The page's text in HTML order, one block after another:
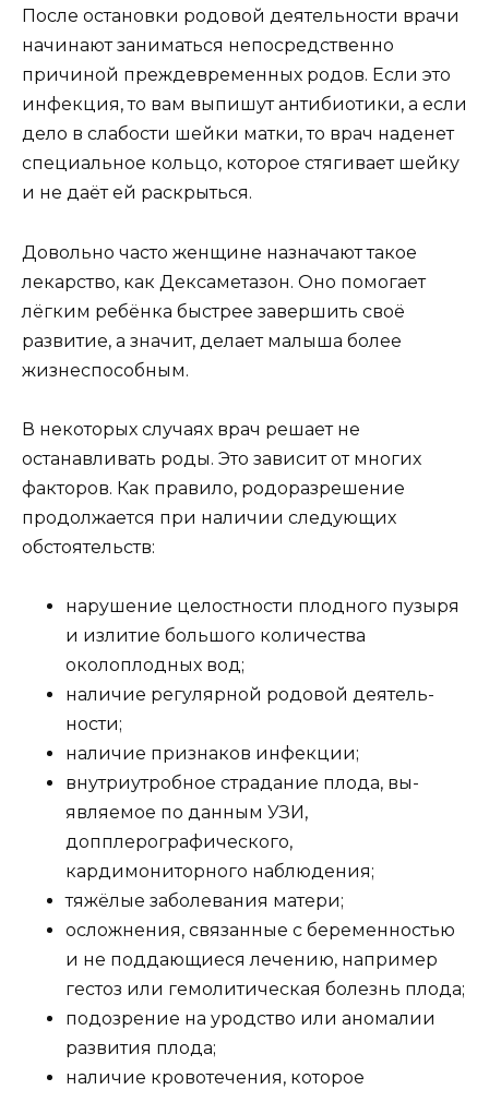
После остановки родовой деятельности врачи
начинают заниматься непосредственно
причиной преждевременных родов. Если это
инфекция, то вам выпишут антибиотики, а если
дело в слабости шейки матки, то врач наденет
специальное кольцо, которое стягивает шейку
и не даёт ей раскрыться.
Довольно часто женщине назначают такое
лекарство, как Дексаметазон. Оно помогает
лёгким ребёнка быстрее завершить своё
развитие, а значит, делает малыша более
жизнеспособным.
В некоторых случаях врач решает не
останавливать роды. Это зависит от многих
факторов. Как правило, родоразрешение
продолжается при наличии следующих
обстоятельств:
нарушение целостности плодного пузыря
и излитие большого ко­личества
околоплодных вод;
наличие регулярной родовой деятель­
ности;
наличие признаков инфекции;
внутриутробное страдание плода, вы­
являемое по данным УЗИ,
допплерографического,
кардимониторного наблюдения;
тяжёлые заболевания матери;
осложнения, связанные с беремен­ностью
и не поддающиеся лечению, напри­мер
гестоз или гемолитическая болезнь плода;
подозрение на уродство или аномалии
развития плода;
наличие кровотечения, которое